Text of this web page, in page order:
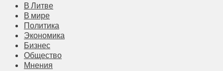
В Литве
В мире
Политика
Экономика
Бизнес
Общество
Мнения